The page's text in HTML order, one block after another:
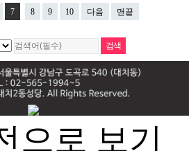
7 8 9 10 다음 맨끝
으로 보기